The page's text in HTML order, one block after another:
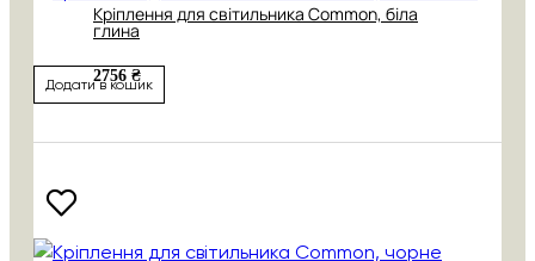
Кріплення для світильника Common, біла
глина
2756 ₴
Додати в кошик